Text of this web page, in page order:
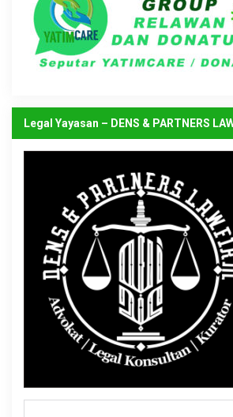
Legal Yayasan – DENS & PARTNERS